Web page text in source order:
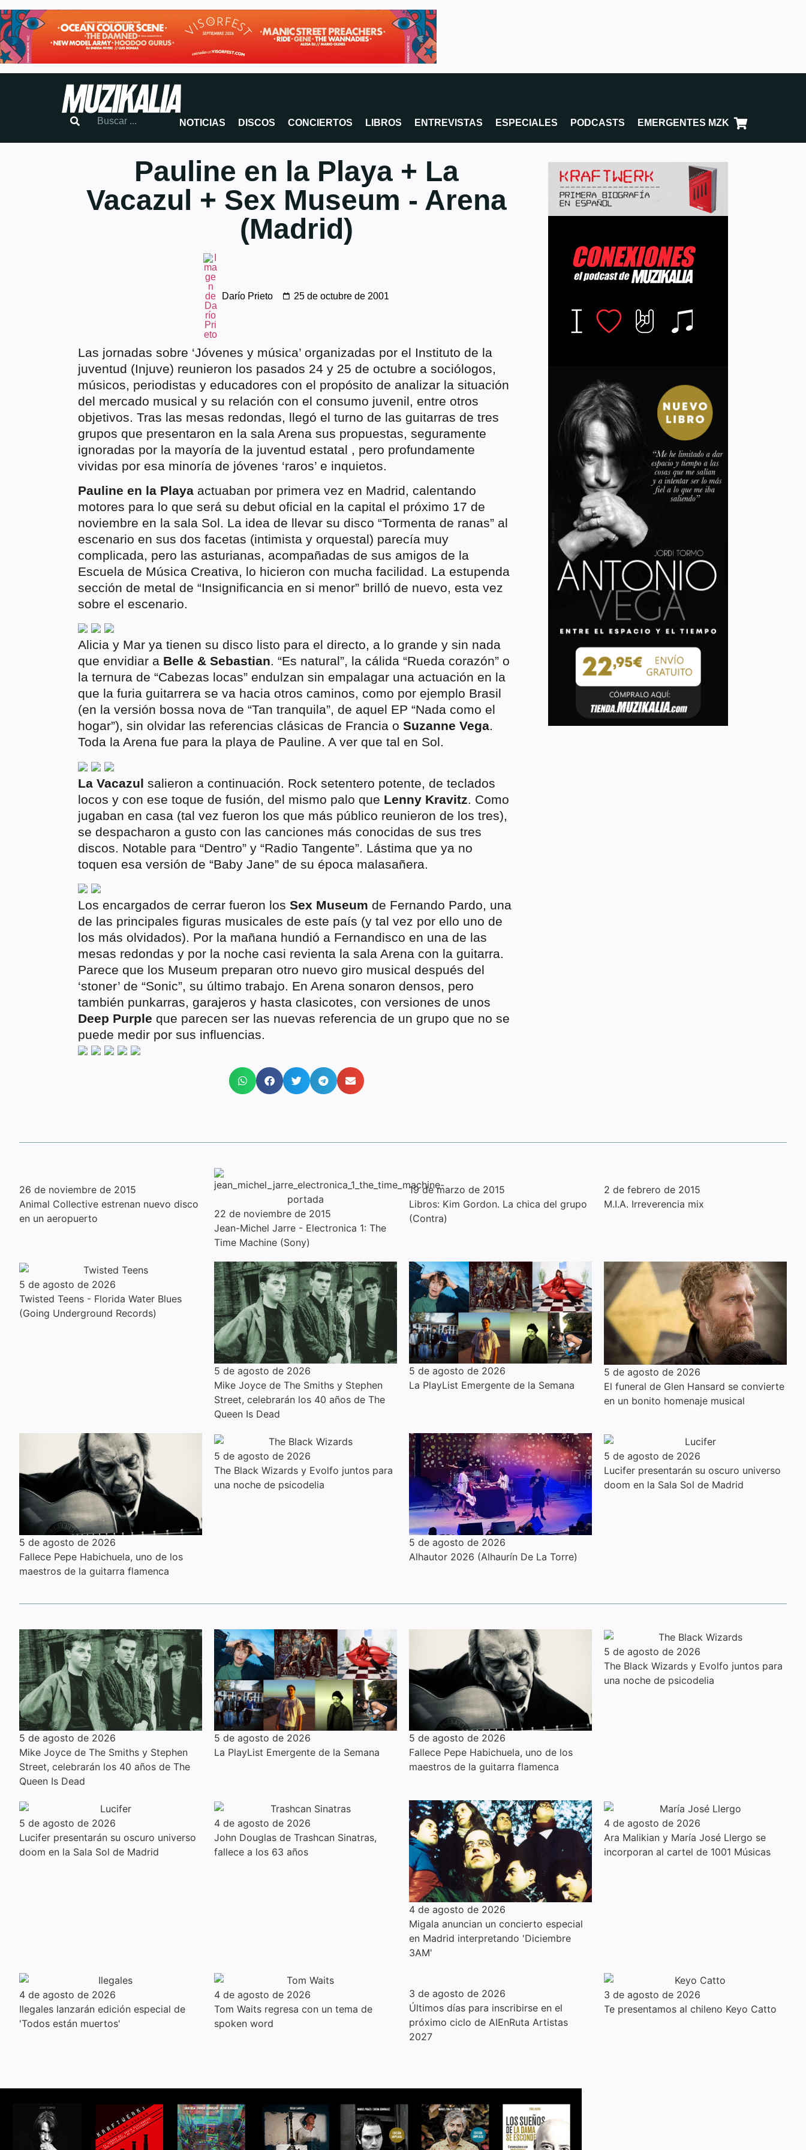
NOTICIAS DISCOS CONCIERTOS LIBROS ENTREVISTAS ESPECIALES PODCASTS EMERGENTES MZK
Pauline en la Playa + La
Vacazul + Sex Museum - Arena
(Madrid)
Darío Prieto 25 de octubre de 2001
Las jornadas sobre ‘Jóvenes y música’ organizadas por el Instituto de la
juventud (Injuve) reunieron los pasados 24 y 25 de octubre a sociólogos,
músicos, periodistas y educadores con el propósito de analizar la situación
del mercado musical y su relación con el consumo juvenil, entre otros
objetivos. Tras las mesas redondas, llegó el turno de las guitarras de tres
grupos que presentaron en la sala Arena sus propuestas, seguramente
ignoradas por la mayoría de la juventud estatal , pero profundamente
vividas por esa minoría de jóvenes ‘raros’ e inquietos.
Pauline en la Playa actuaban por primera vez en Madrid, calentando
motores para lo que será su debut oficial en la capital el próximo 17 de
noviembre en la sala Sol. La idea de llevar su disco “Tormenta de ranas” al
escenario en sus dos facetas (intimista y orquestal) parecía muy
complicada, pero las asturianas, acompañadas de sus amigos de la
Escuela de Música Creativa, lo hicieron con mucha facilidad. La estupenda
sección de metal de “Insignificancia en si menor” brilló de nuevo, esta vez
sobre el escenario.
Alicia y Mar ya tienen su disco listo para el directo, a lo grande y sin nada
que envidiar a Belle & Sebastian. “Es natural”, la cálida “Rueda corazón” o
la ternura de “Cabezas locas” endulzan sin empalagar una actuación en la
que la furia guitarrera se va hacia otros caminos, como por ejemplo Brasil
(en la versión bossa nova de “Tan tranquila”, de aquel EP “Nada como el
hogar”), sin olvidar las referencias clásicas de Francia o Suzanne Vega.
Toda la Arena fue para la playa de Pauline. A ver que tal en Sol.
La Vacazul salieron a continuación. Rock setentero potente, de teclados
locos y con ese toque de fusión, del mismo palo que Lenny Kravitz. Como
jugaban en casa (tal vez fueron los que más público reunieron de los tres),
se despacharon a gusto con las canciones más conocidas de sus tres
discos. Notable para “Dentro” y “Radio Tangente”. Lástima que ya no
toquen esa versión de “Baby Jane” de su época malasañera.
Los encargados de cerrar fueron los Sex Museum de Fernando Pardo, una
de las principales figuras musicales de este país (y tal vez por ello uno de
los más olvidados). Por la mañana hundió a Fernandisco en una de las
mesas redondas y por la noche casi revienta la sala Arena con la guitarra.
Parece que los Museum preparan otro nuevo giro musical después del
‘stoner’ de “Sonic”, su último trabajo. En Arena sonaron densos, pero
también punkarras, garajeros y hasta clasicotes, con versiones de unos
Deep Purple que parecen ser las nuevas referencia de un grupo que no se
puede medir por sus influencias.
26 de noviembre de 2015
Animal Collective estrenan nuevo disco
en un aeropuerto
22 de noviembre de 2015
Jean-Michel Jarre - Electronica 1: The
Time Machine (Sony)
19 de marzo de 2015
Libros: Kim Gordon. La chica del grupo
(Contra)
2 de febrero de 2015
M.I.A. Irreverencia mix
5 de agosto de 2026
Twisted Teens - Florida Water Blues
(Going Underground Records)
5 de agosto de 2026
Mike Joyce de The Smiths y Stephen
Street, celebrarán los 40 años de The
Queen Is Dead
5 de agosto de 2026
La PlayList Emergente de la Semana
5 de agosto de 2026
El funeral de Glen Hansard se convierte
en un bonito homenaje musical
5 de agosto de 2026
Fallece Pepe Habichuela, uno de los
maestros de la guitarra flamenca
5 de agosto de 2026
The Black Wizards y Evolfo juntos para
una noche de psicodelia
5 de agosto de 2026
Alhautor 2026 (Alhaurín De La Torre)
5 de agosto de 2026
Lucifer presentarán su oscuro universo
doom en la Sala Sol de Madrid
5 de agosto de 2026
Mike Joyce de The Smiths y Stephen
Street, celebrarán los 40 años de The
Queen Is Dead
5 de agosto de 2026
La PlayList Emergente de la Semana
5 de agosto de 2026
Fallece Pepe Habichuela, uno de los
maestros de la guitarra flamenca
5 de agosto de 2026
The Black Wizards y Evolfo juntos para
una noche de psicodelia
5 de agosto de 2026
Lucifer presentarán su oscuro universo
doom en la Sala Sol de Madrid
4 de agosto de 2026
John Douglas de Trashcan Sinatras,
fallece a los 63 años
4 de agosto de 2026
Migala anuncian un concierto especial
en Madrid interpretando 'Diciembre
3AM'
4 de agosto de 2026
Ara Malikian y María José Llergo se
incorporan al cartel de 1001 Músicas
4 de agosto de 2026
Ilegales lanzarán edición especial de
'Todos están muertos'
4 de agosto de 2026
Tom Waits regresa con un tema de
spoken word
3 de agosto de 2026
Últimos días para inscribirse en el
próximo ciclo de AIEnRuta Artistas
2027
3 de agosto de 2026
Te presentamos al chileno Keyo Catto